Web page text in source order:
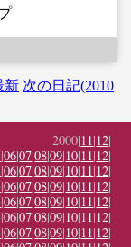
新 次の日記(2010
2000|11|12|
|06|07|08|09|10|11|12|
|06|07|08|09|10|11|12|
|06|07|08|09|10|11|12|
|06|07|08|09|10|11|12|
|06|07|08|09|10|11|12|
|06|07|08|09|10|11|12|